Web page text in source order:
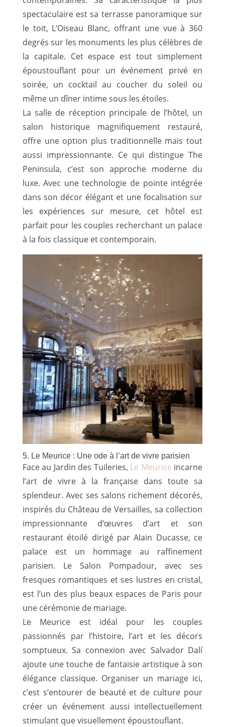
spectaculaire est sa terrasse panoramique sur
le toit, L’Oiseau Blanc, offrant une vue à 360
degrés sur les monuments les plus célèbres de
la capitale. Cet espace est tout simplement
époustouflant pour un événement privé en
soirée, un cocktail au coucher du soleil ou
même un dîner intime sous les étoiles.
La salle de réception principale de l’hôtel, un
salon historique magnifiquement restauré,
offre une option plus traditionnelle mais tout
aussi impressionnante. Ce qui distingue The
Peninsula, c’est son approche moderne du
luxe. Avec une technologie de pointe intégrée
dans son décor élégant et une focalisation sur
les expériences sur mesure, cet hôtel est
parfait pour les couples recherchant un palace
à la fois classique et contemporain.
5. Le Meurice : Une ode à l’art de vivre parisien
Face au Jardin des Tuileries, Le Meurice incarne
l’art de vivre à la française dans toute sa
splendeur. Avec ses salons richement décorés,
inspirés du Château de Versailles, sa collection
impressionnante d’œuvres d’art et son
restaurant étoilé dirigé par Alain Ducasse, ce
palace est un hommage au raffinement
parisien. Le Salon Pompadour, avec ses
fresques romantiques et ses lustres en cristal,
est l’un des plus beaux espaces de Paris pour
une cérémonie de mariage.
Le Meurice est idéal pour les couples
passionnés par l’histoire, l’art et les décors
somptueux. Sa connexion avec Salvador Dalí
ajoute une touche de fantaisie artistique à son
élégance classique. Organiser un mariage ici,
c’est s’entourer de beauté et de culture pour
créer un événement aussi intellectuellement
stimulant que visuellement époustouflant.